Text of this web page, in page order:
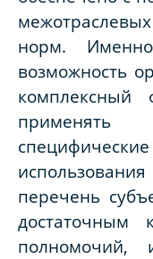
норм.
возможность
комплексный
перечень
достаточным